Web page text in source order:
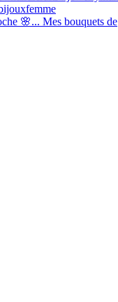
🌸... Mes bouquets de